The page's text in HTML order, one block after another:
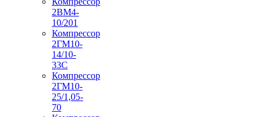
2ВМ4-
10/201
Компрессор
2ГМ10-
14/10-
33С
Компрессор
2ГМ10-
25/1,05-
70